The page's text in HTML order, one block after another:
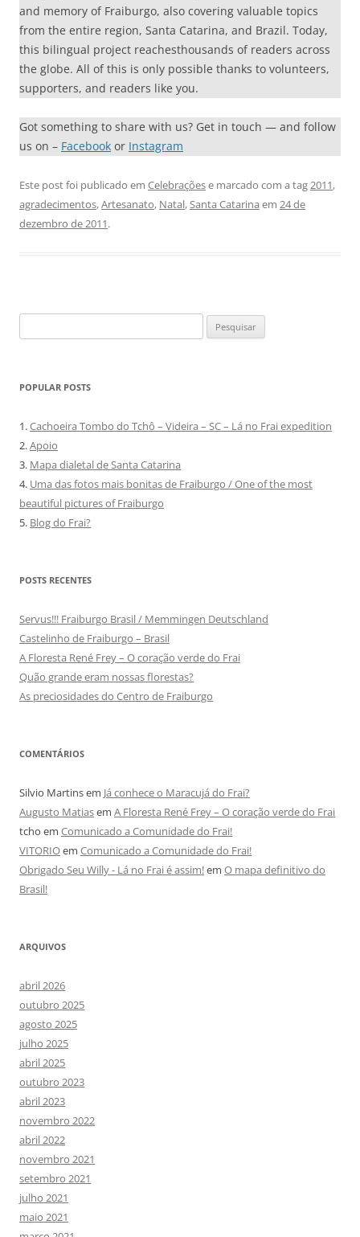
and memory of Fraiburgo, also covering valuable topics
from the entire region, Santa Catarina, and Brazil. Today,
this bilingual project reachesthousands of readers across
the globe. All of this is only possible thanks to volunteers,
supporters, and readers like you.
Got something to share with us? Get in touch — and follow
us on – Facebook or Instagram
Este post foi publicado em Celebraçõese marcado com a tag2011,
agradecimentos,Artesanato, Natal,Santa Catarina em 24 de
dezembro de 2011.
por:
POPULAR POSTS
1.Cachoeira Tombo do Tchô – Videira – SC – Lá no Frai expedition
2.Apoio
3. Mapa dialetal de Santa Catarina
4. Uma das fotos mais bonitas de Fraiburgo / One of the most
beautiful pictures of Fraiburgo
5. Blog do Frai?
POSTS RECENTES
Servus!!! Fraiburgo Brasil / Memmingen Deutschland
Castelinho de Fraiburgo – Brasil
A Floresta René Frey – O coração verde do Frai
Quão grande eram nossas florestas?
As preciosidades do Centro de Fraiburgo
COMENTÁRIOS
Silvio Martinsem Já conhece o Maracujá do Frai?
Augusto Matiasem A Floresta René Frey – O coração verde do Frai
tcho em Comunicado a Comunidade do Frai!
VITORIOem Comunicado a Comunidade do Frai!
Obrigado Seu Willy - Lá no Frai é assim!em O mapa definitivo do
Brasil!
ARQUIVOS
abril 2026
outubro 2025
agosto 2025
julho 2025
abril 2025
outubro 2023
abril 2023
novembro 2022
abril 2022
novembro 2021
setembro 2021
julho 2021
maio 2021